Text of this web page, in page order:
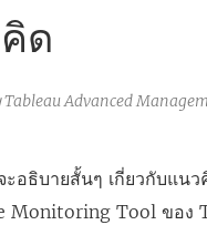
ด
Advanced
ะอธิบายสั้นๆ เกี่ยวกับแน
Monitoring Tool ของ